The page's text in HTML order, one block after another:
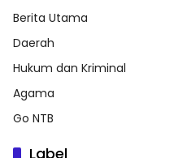
Berita Utama
Daerah
Hukum dan Kriminal
Agama
Go NTB
Label